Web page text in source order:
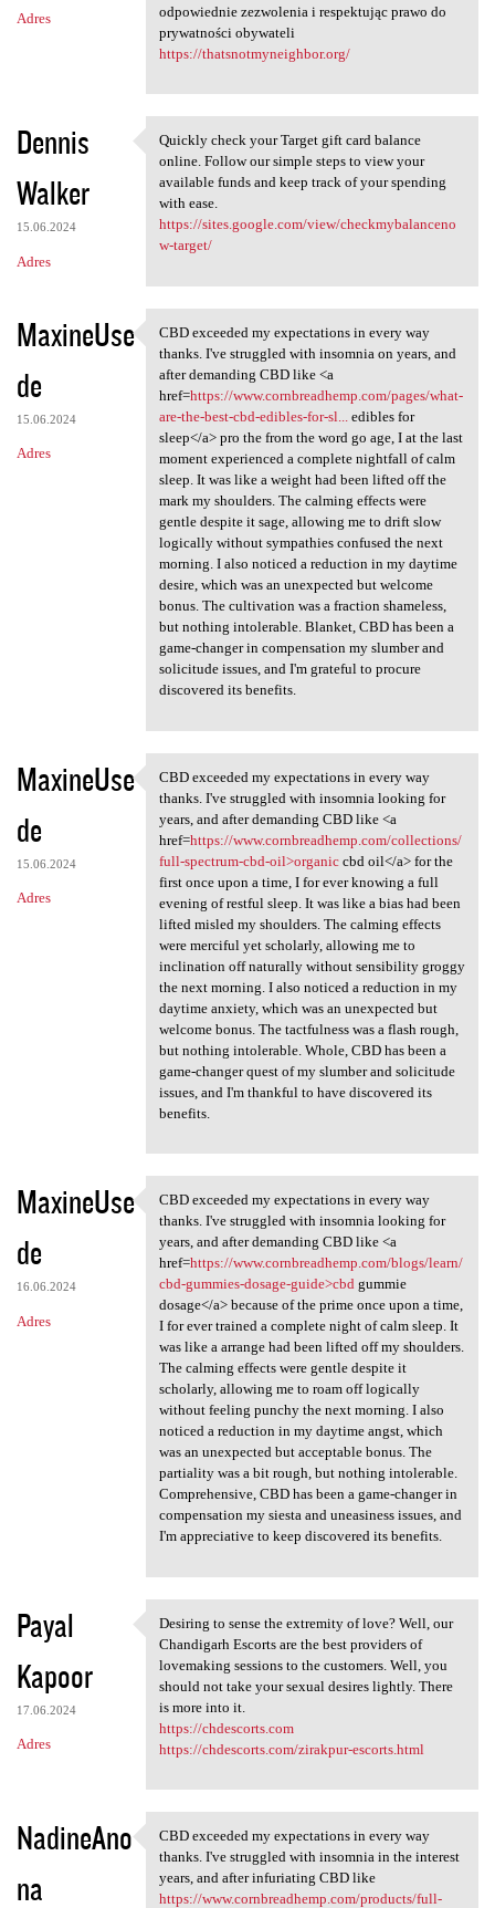
Adres
odpowiednie zezwolenia i respektując prawo do
prywatności obywateli
https://thatsnotmyneighbor.org/
Dennis
Walker
15.06.2024
Adres
Quickly check your Target
Quickly check your Target gift card balance
online. Follow our simple steps to view your
available funds and keep track of your spending
with ease.
https://sites.google.com/view/checkmybalanceno
w-target/
MaxineUse
de
15.06.2024
Adres
CBD exceeded my expectations
CBD exceeded my expectations in every way
thanks. I've struggled with insomnia on years, and
after demanding CBD like <a
href=https://www.cornbreadhemp.com/pages/what-
are-the-best-cbd-edibles-for-sl...edibles for
sleep</a> pro the from the word go age, I at the last
moment experienced a complete nightfall of calm
sleep. It was like a weight had been lifted off the
mark my shoulders. The calming effects were
gentle despite it sage, allowing me to drift slow
logically without sympathies confused the next
morning. I also noticed a reduction in my daytime
desire, which was an unexpected but welcome
bonus. The cultivation was a fraction shameless,
but nothing intolerable. Blanket, CBD has been a
game-changer in compensation my slumber and
solicitude issues, and I'm grateful to procure
discovered its benefits.
MaxineUse
de
15.06.2024
Adres
CBD exceeded my expectations
CBD exceeded my expectations in every way
thanks. I've struggled with insomnia looking for
years, and after demanding CBD like <a
href=https://www.cornbreadhemp.com/collections/
full-spectrum-cbd-oil>organiccbd oil</a> for the
first once upon a time, I for ever knowing a full
evening of restful sleep. It was like a bias had been
lifted misled my shoulders. The calming effects
were merciful yet scholarly, allowing me to
inclination off naturally without sensibility groggy
the next morning. I also noticed a reduction in my
daytime anxiety, which was an unexpected but
welcome bonus. The tactfulness was a flash rough,
but nothing intolerable. Whole, CBD has been a
game-changer quest of my slumber and solicitude
issues, and I'm thankful to have discovered its
benefits.
MaxineUse
de
16.06.2024
Adres
CBD exceeded my expectations
CBD exceeded my expectations in every way
thanks. I've struggled with insomnia looking for
years, and after demanding CBD like <a
href=https://www.cornbreadhemp.com/blogs/learn/
cbd-gummies-dosage-guide>cbdgummie
dosage</a> because of the prime once upon a time,
I for ever trained a complete night of calm sleep. It
was like a arrange had been lifted off my shoulders.
The calming effects were gentle despite it
scholarly, allowing me to roam off logically
without feeling punchy the next morning. I also
noticed a reduction in my daytime angst, which
was an unexpected but acceptable bonus. The
partiality was a bit rough, but nothing intolerable.
Comprehensive, CBD has been a game-changer in
compensation my siesta and uneasiness issues, and
I'm appreciative to keep discovered its benefits.
Payal
Kapoor
17.06.2024
Adres
Desiring to sense the
Desiring to sense the extremity of love? Well, our
Chandigarh Escorts are the best providers of
lovemaking sessions to the customers. Well, you
should not take your sexual desires lightly. There
is more into it.
https://chdescorts.com
https://chdescorts.com/zirakpur-escorts.html
NadineAno
na
CBD exceeded my expectations
CBD exceeded my expectations in every way
thanks. I've struggled with insomnia in the interest
years, and after infuriating CBD like
https://www.cornbreadhemp.com/products/full-